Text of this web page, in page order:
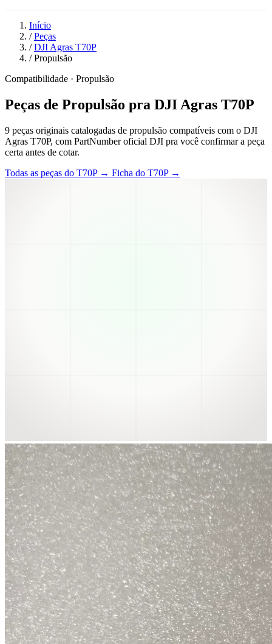
Início
/ Peças
/ DJI Agras T70P
/ Propulsão
Compatibilidade · Propulsão
Peças de Propulsão pra DJI Agras T70P
9 peças originais catalogadas de propulsão compatíveis com o DJI
Agras T70P, com PartNumber oficial DJI pra você confirmar a peça
certa antes de cotar.
Todas as peças do T70P → Ficha do T70P →